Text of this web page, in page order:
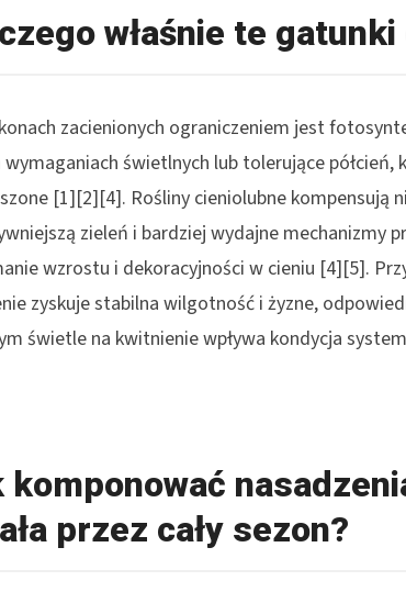
właśnie te
zacienionych ograniczeniem jest
wymaganiach świetlnych lub tolerujące
[1][2][4]. Rośliny cieniolubne kompensują
zieleń i bardziej wydajne mechanizmy
wzrostu i dekoracyjności w cieniu [4][5].
zyskuje stabilna wilgotność i żyzne,
świetle na kwitnienie wpływa kondycja
komponować
przez cały sezon?